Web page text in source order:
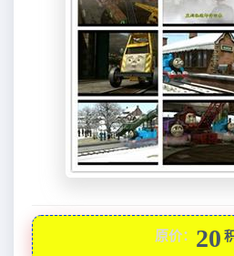
原价： 20